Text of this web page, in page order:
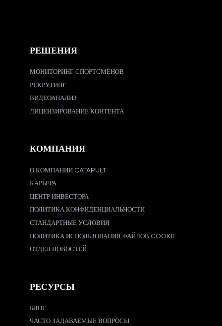
РЕШЕНИЯ
МОНИТОРИНГ СПОРТСМЕНОВ
РЕКРУТИНГ
ВИДЕОАНАЛИЗ
ЛИЦЕНЗИРОВАНИЕ КОНТЕНТА
КОМПАНИЯ
О КОМПАНИИ CATAPULT
КАРЬЕРА
ЦЕНТР ИНВЕСТОРА
ПОЛИТИКА КОНФИДЕНЦИАЛЬНОСТИ
СТАНДАРТНЫЕ УСЛОВИЯ
ПОЛИТИКА ИСПОЛЬЗОВАНИЯ ФАЙЛОВ COOKIE
ОТДЕЛ НОВОСТЕЙ
РЕСУРСЫ
БЛОГ
ЧАСТО ЗАДАВАЕМЫЕ ВОПРОСЫ